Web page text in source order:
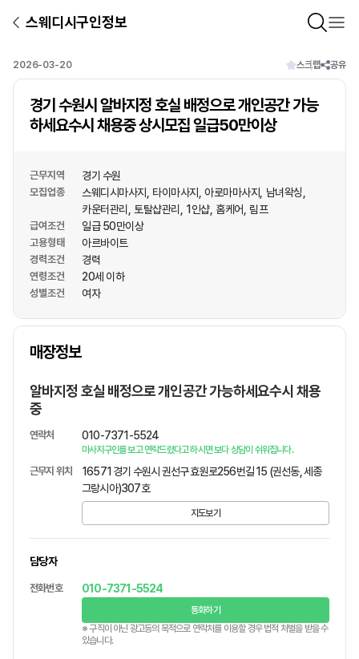
스웨디시구인정보
2026-03-20 스크랩 공유
경기 수원시 알바지정 호실 배정으로 개인공간 가능
하세요수시 채용중 상시모집 일급50만이상
근무지역 경기 수원
모집업종 스웨디시마사지 타이마사지 아로마마사지
남녀왁싱
카운터관리
토탈샵관리 1인샵 홈케어 림프
급여조건 일급 50만이상
고용형태 아르바이트
경력조건 경력
연령조건 20세 이하
성별조건 여자
매장정보
상호명
알바지정 호실 배정으로 개인공간 가능하세요수시 채용
중
연락처 010-7371-5524
마사지구인를 보고 연락드렸다고 하시면 보다 상담이 쉬워집니다.
근무지 위치
16571 경기 수원시 권선구 효원로256번길 15 (권선동, 세종
그랑시아)307호
지도보기
담당자
전화번호 010-7371-5524
통화하기
※ 구직이 아닌 광고등의 목적으로 연락처를 이용할 경우 법적 처벌을 받을 수
있습니다.